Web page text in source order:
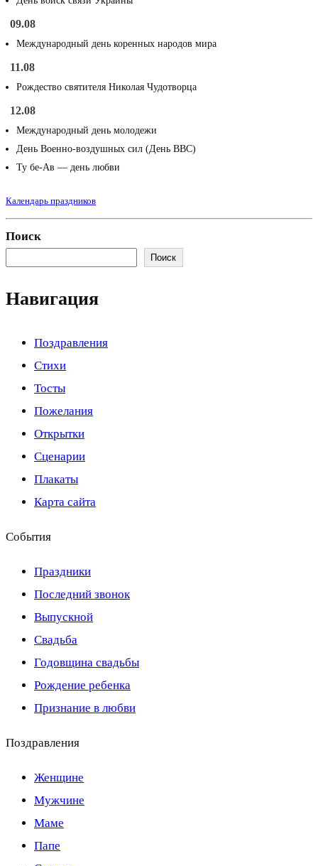
09.08
Международный день коренных народов мира
11.08
Рождество святителя Николая Чудотворца
12.08
Международный день молодежи
День Военно-воздушных сил (День ВВС)
Ту бе-Ав — день любви
Календарь праздников
Поиск
Поиск
Навигация
Поздравления
Стихи
Тосты
Пожелания
Открытки
Сценарии
Плакаты
Карта сайта
События
Праздники
Последний звонок
Выпускной
Свадьба
Годовщина свадьбы
Рождение ребенка
Признание в любви
Поздравления
Женщине
Мужчине
Маме
Папе